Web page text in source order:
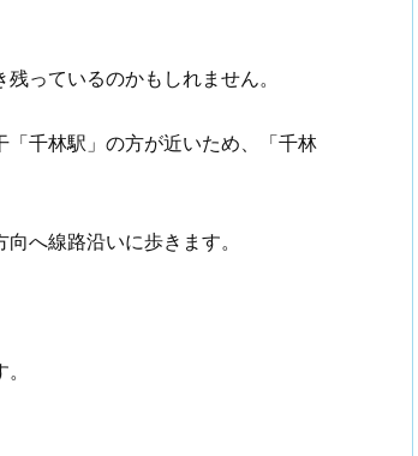
っているのかもしれません。
千林駅」の方が近いため、「千林
へ線路沿いに歩きます。